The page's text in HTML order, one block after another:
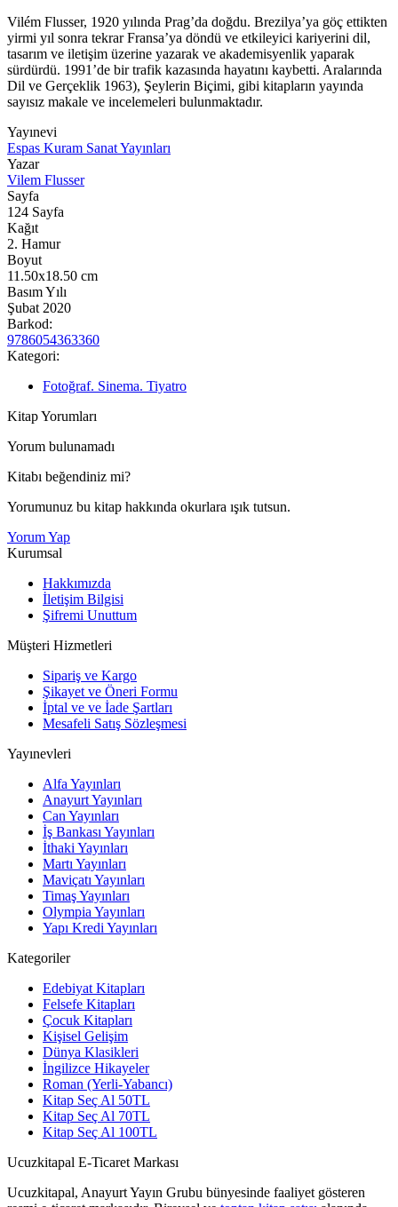
Vilém Flusser, 1920 yılında Prag’da doğdu. Brezilya’ya göç ettikten
yirmi yıl sonra tekrar Fransa’ya döndü ve etkileyici kariyerini dil,
tasarım ve iletişim üzerine yazarak ve akademisyenlik yaparak
sürdürdü. 1991’de bir trafik kazasında hayatını kaybetti. Aralarında
Dil ve Gerçeklik 1963), Şeylerin Biçimi, gibi kitapların yayında
sayısız makale ve incelemeleri bulunmaktadır.
Yayınevi
Espas Kuram Sanat Yayınları
Yazar
Vilem Flusser
Sayfa
124 Sayfa
Kağıt
2. Hamur
Boyut
11.50x18.50 cm
Basım Yılı
Şubat 2020
Barkod:
9786054363360
Kategori:
Fotoğraf. Sinema. Tiyatro
Kitap Yorumları
Yorum bulunamadı
Kitabı beğendiniz mi?
Yorumunuz bu kitap hakkında okurlara ışık tutsun.
Yorum Yap
Kurumsal
Hakkımızda
İletişim Bilgisi
Şifremi Unuttum
Müşteri Hizmetleri
Sipariş ve Kargo
Şikayet ve Öneri Formu
İptal ve ve İade Şartları
Mesafeli Satış Sözleşmesi
Yayınevleri
Alfa Yayınları
Anayurt Yayınları
Can Yayınları
İş Bankası Yayınları
İthaki Yayınları
Martı Yayınları
Maviçatı Yayınları
Timaş Yayınları
Olympia Yayınları
Yapı Kredi Yayınları
Kategoriler
Edebiyat Kitapları
Felsefe Kitapları
Çocuk Kitapları
Kişisel Gelişim
Dünya Klasikleri
İngilizce Hikayeler
Roman (Yerli-Yabancı)
Kitap Seç Al 50TL
Kitap Seç Al 70TL
Kitap Seç Al 100TL
Ucuzkitapal E-Ticaret Markası
Ucuzkitapal, Anayurt Yayın Grubu bünyesinde faaliyet gösteren